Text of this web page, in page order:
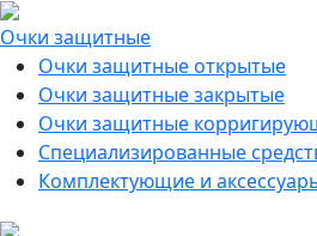
Очки защитные
Очки защитные открытые
Очки защитные закрытые
Очки защитные
Специализированные
Комплектующие и